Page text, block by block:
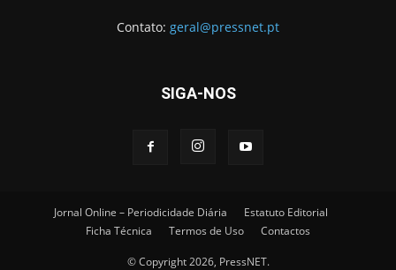
Contato: geral@pressnet.pt
SIGA-NOS
Jornal Online – Periodicidade Diária
Estatuto Editorial
Ficha Técnica
Termos de Uso Contactos
© Copyright 2026, PressNET.